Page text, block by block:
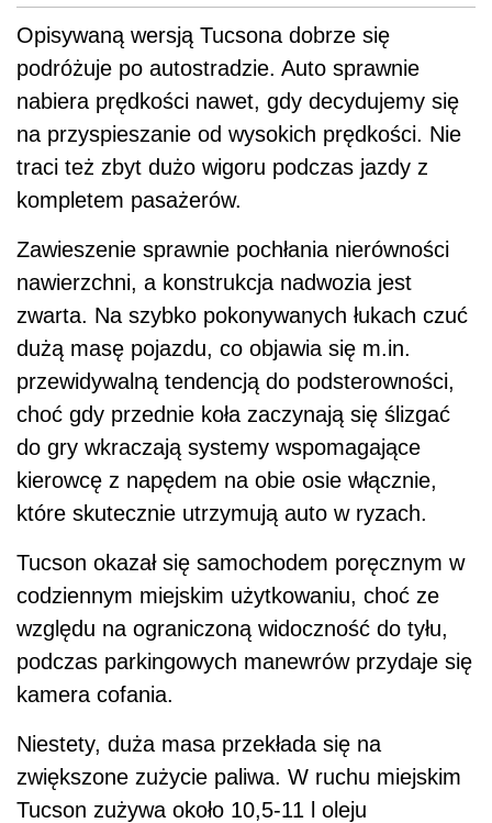
Opisywaną wersją Tucsona dobrze się
podróżuje po autostradzie. Auto sprawnie
nabiera prędkości nawet, gdy decydujemy się
na przyspieszanie od wysokich prędkości. Nie
traci też zbyt dużo wigoru podczas jazdy z
kompletem pasażerów.
Zawieszenie sprawnie pochłania nierówności
nawierzchni, a konstrukcja nadwozia jest
zwarta. Na szybko pokonywanych łukach czuć
dużą masę pojazdu, co objawia się m.in.
przewidywalną tendencją do podsterowności,
choć gdy przednie koła zaczynają się ślizgać
do gry wkraczają systemy wspomagające
kierowcę z napędem na obie osie włącznie,
które skutecznie utrzymują auto w ryzach.
Tucson okazał się samochodem poręcznym w
codziennym miejskim użytkowaniu, choć ze
względu na ograniczoną widoczność do tyłu,
podczas parkingowych manewrów przydaje się
kamera cofania.
Niestety, duża masa przekłada się na
zwiększone zużycie paliwa. W ruchu miejskim
Tucson zużywa około 10,5-11 l oleju